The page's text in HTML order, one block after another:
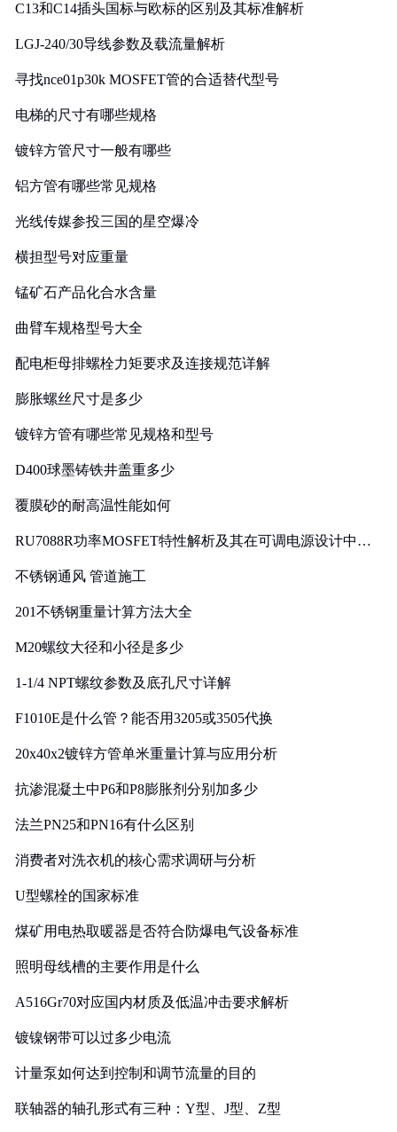
C13和C14插头国标与欧标的区别及其标准解析
LGJ-240/30导线参数及载流量解析
寻找nce01p30k MOSFET管的合适替代型号
电梯的尺寸有哪些规格
镀锌方管尺寸一般有哪些
铝方管有哪些常见规格
光线传媒参投三国的星空爆冷
横担型号对应重量
锰矿石产品化合水含量
曲臂车规格型号大全
配电柜母排螺栓力矩要求及连接规范详解
膨胀螺丝尺寸是多少
镀锌方管有哪些常见规格和型号
D400球墨铸铁井盖重多少
覆膜砂的耐高温性能如何
RU7088R功率MOSFET特性解析及其在可调电源设计中的
不锈钢通风 管道施工
201不锈钢重量计算方法大全
M20螺纹大径和小径是多少
1-1/4 NPT螺纹参数及底孔尺寸详解
F1010E是什么管？能否用3205或3505代换
20x40x2镀锌方管单米重量计算与应用分析
抗渗混凝土中P6和P8膨胀剂分别加多少
法兰PN25和PN16有什么区别
消费者对洗衣机的核心需求调研与分析
U型螺栓的国家标准
煤矿用电热取暖器是否符合防爆电气设备标准
照明母线槽的主要作用是什么
A516Gr70对应国内材质及低温冲击要求解析
镀镍钢带可以过多少电流
计量泵如何达到控制和调节流量的目的
联轴器的轴孔形式有三种：Y型、J型、Z型